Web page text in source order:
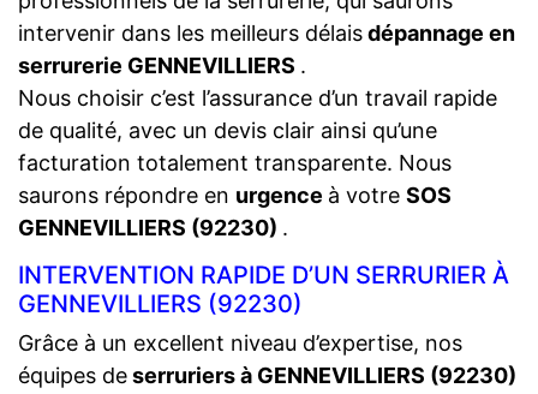
intervenir dans les meilleurs délaisdépannage en
serrurerie GENNEVILLIERS .
Nous choisir c’est l’assurance d’un travail rapide
de qualité, avec un devis clair ainsi qu’une
facturation totalement transparente. Nous
saurons répondre en urgence à votre SOS
GENNEVILLIERS (92230) .
INTERVENTION RAPIDE D’UN SERRURIER À
GENNEVILLIERS (92230)
Grâce à un excellent niveau d’expertise, nos
équipes deserruriers à GENNEVILLIERS (92230)